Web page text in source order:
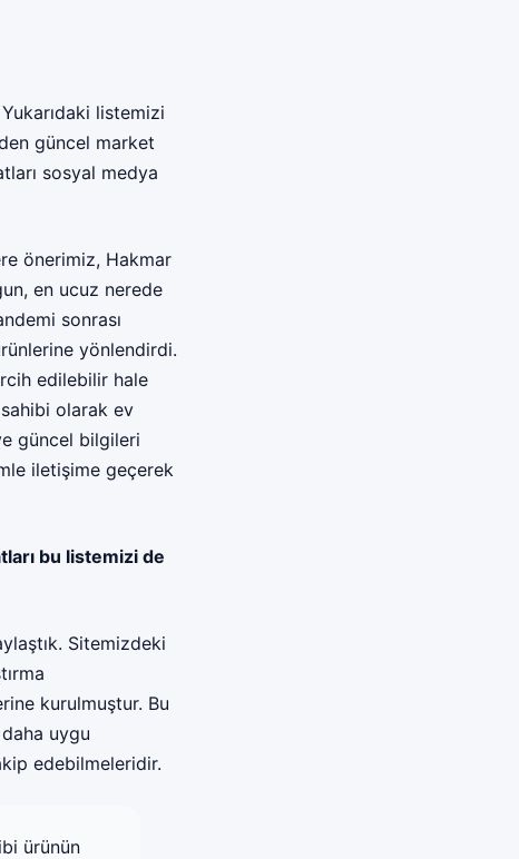
listemizi
güncel market
sosyal medya
önerimiz, Hakmar
en ucuz nerede
sonrası
yönlendirdi.
edilebilir hale
olarak ev
güncel bilgileri
iletişime geçerek
bu listemizi de
Sitemizdeki
kurulmuştur. Bu
uygu
edebilmeleridir.
ürünün